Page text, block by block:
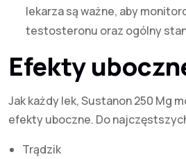
lekarza są ważne, aby
testosteronu oraz ogólny
Efekty
Jak każdy lek, Sustanon 250 Mg
efekty uboczne. Do
Trądzik